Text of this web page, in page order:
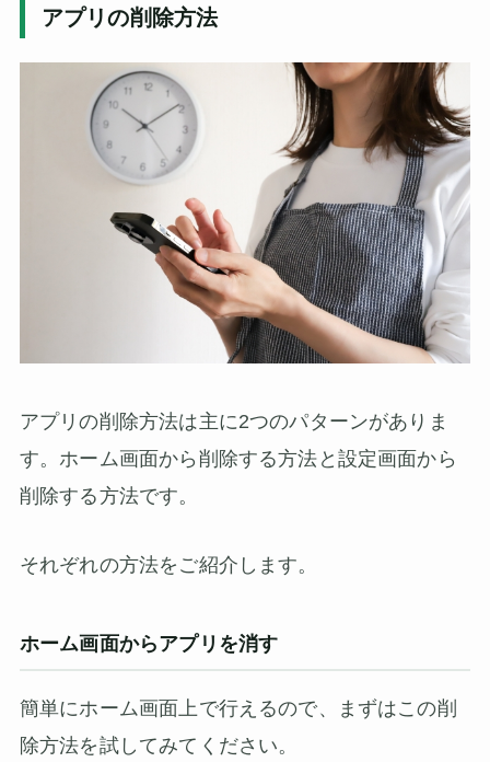
アプリの削除方法
アプリの削除方法は主に2つのパターンがありま
す。ホーム画面から削除する方法と設定画面から
削除する方法です。
それぞれの方法をご紹介します。
ホーム画面からアプリを消す
簡単にホーム画面上で行えるので、まずはこの削
除方法を試してみてください。